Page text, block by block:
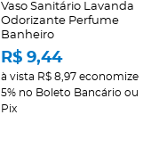
Vaso Sanitário Lavanda
Odorizante Perfume
Banheiro
R$ 9,44
à vista R$ 8,97economize
5% no Boleto Bancário ou
Pix